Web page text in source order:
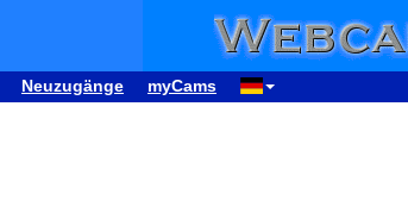
Neuzugänge myCams